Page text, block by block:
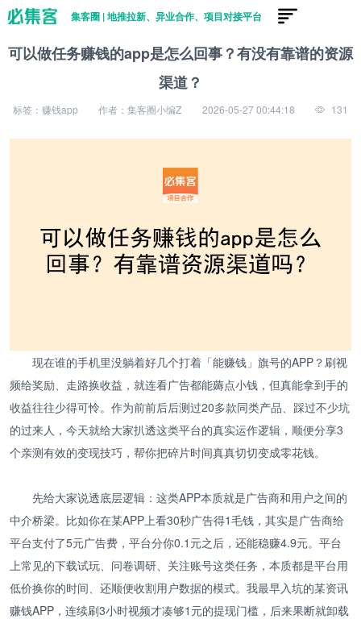
集客圈 | 地推拉新、异业合作、项目对接平台
可以做任务赚钱的app是怎么回事？有没有靠谱的资源
渠道？
标签：赚钱app 作者：集客圈小编Z 2026-05-27 00:44:18 131
现在谁的手机里没躺着好几个打着「能赚钱」旗号的APP？刷视
频给奖励、走路换收益，就连看广告都能薅点小钱，但真能拿到手的
收益往往少得可怜。作为前前后后测过20多款同类产品、踩过不少坑
的过来人，今天就给大家扒透这类平台的真实运作逻辑，顺便分享3
个亲测有效的变现技巧，帮你把碎片时间真真切切变成零花钱。
先给大家说透底层逻辑：这类APP本质就是广告商和用户之间的
中介桥梁。比如你在某APP上看30秒广告得1毛钱，其实是广告商给
平台支付了5元广告费，平台分你0.1元之后，还能稳赚4.9元。平台
上常见的下载试玩、问卷调研、关注账号这类任务，本质都是平台用
低价换你的时间、还顺便收割用户数据的模式。我最早入坑的某资讯
赚钱APP，连续刷3小时视频才凑够1元的提现门槛，后来果断就卸载